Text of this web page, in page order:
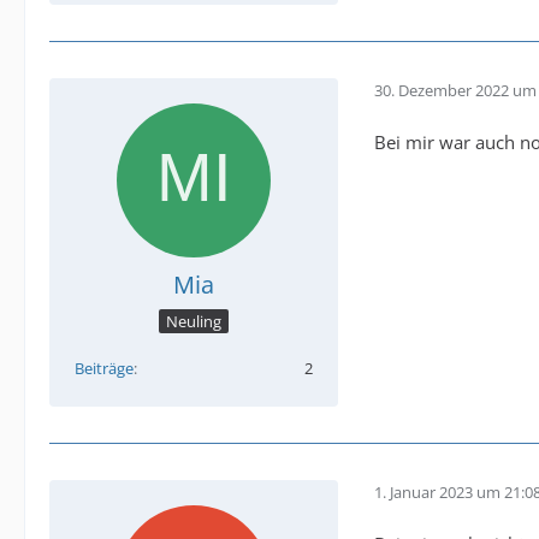
Mia
Neuling
Beiträge 2
30. Dezember 2022 um
Bei mir war auch
1. Januar 2023 um